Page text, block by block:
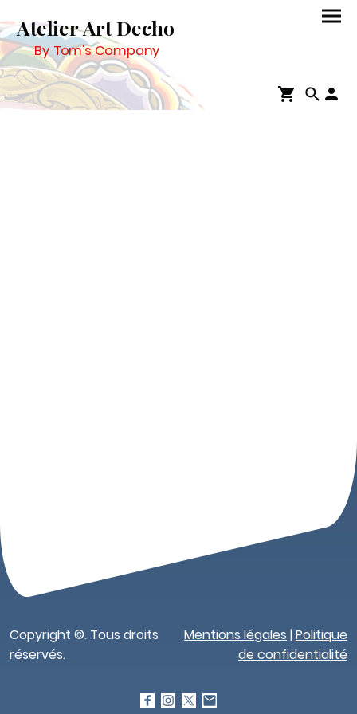
Atelier Art Decho
By Tom's Company
Copyright ©. Tous droits
réservés.
Mentions légales |Politique
de confidentialité